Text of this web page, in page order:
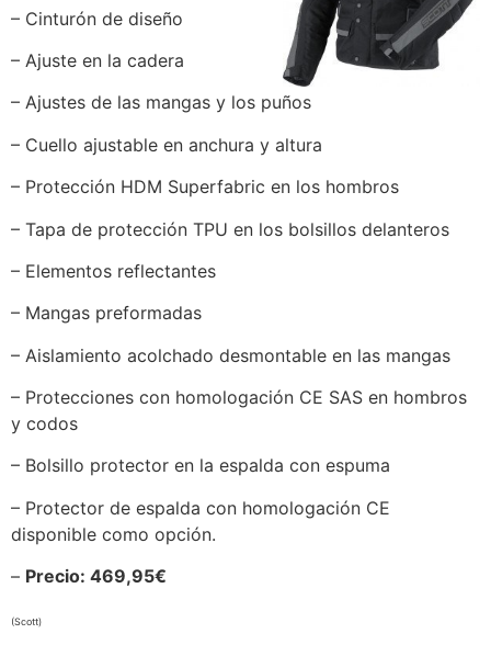
– Cinturón de diseño
– Ajuste en la cadera
– Ajustes de las mangas y los puños
– Cuello ajustable en anchura y altura
– Protección HDM Superfabric en los hombros
– Tapa de protección TPU en los bolsillos delanteros
– Elementos reflectantes
– Mangas preformadas
– Aislamiento acolchado desmontable en las mangas
– Protecciones con homologación CE SAS en hombros
y codos
– Bolsillo protector en la espalda con espuma
– Protector de espalda con homologación CE
disponible como opción.
– Precio: 469,95€
(Scott)